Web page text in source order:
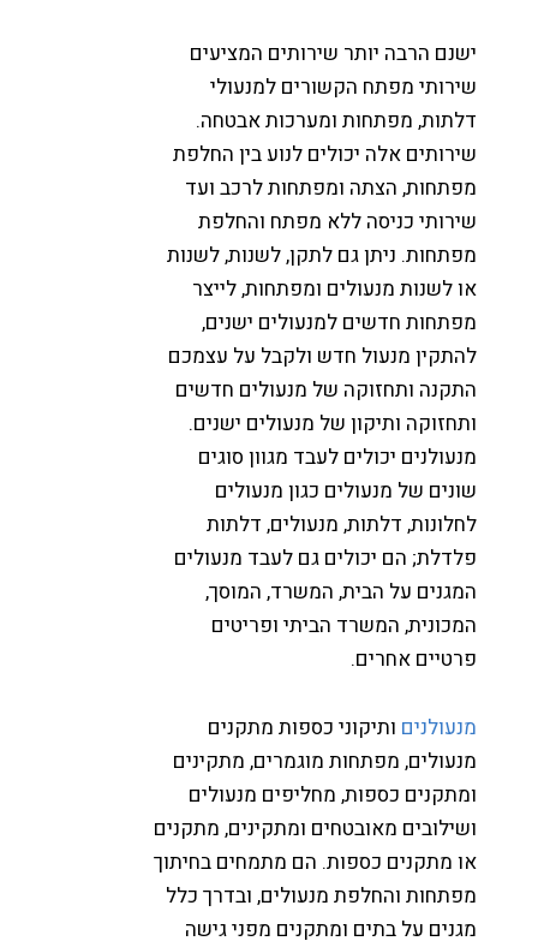
הרבה יותר שירותים המציעים
מפתח הקשורים למנעולי
מפתחות ומערכות אבטחה.
אלה יכולים לנוע בין החלפת
הצתה ומפתחות לרכב ועד
כניסה ללא מפתח והחלפת
ניתן גם לתקן, לשנות, לשנות
לשנות מנעולים ומפתחות, לייצר
חדשים למנעולים ישנים,
מנעול חדש ולקבל על עצמכם
ותחזוקה של מנעולים חדשים
ותיקון של מנעולים ישנים.
יכולים לעבד מגוון סוגים
של מנעולים כגון מנעולים
דלתות, מנעולים, דלתות
הם יכולים גם לעבד מנעולים
על הבית, המשרד, המוסך,
המשרד הביתי ופריטים
אחרים.
ותיקוני כספות מתקנים
מפתחות מוגמרים, מתקינים
כספות, מחליפים מנעולים
מאובטחים ומתקינים, מתקנים
מתקנים כספות. הם מתמחים בחיתוך
והחלפת מנעולים, ובדרך כלל
על בתים ומתקנים מפני גישה